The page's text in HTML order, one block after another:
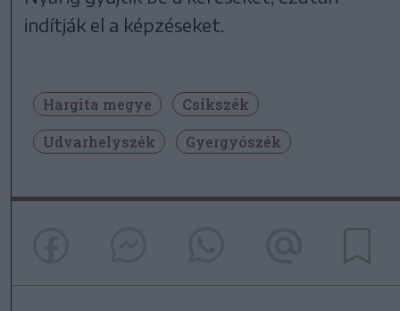
indítják el a képzéseket.
Hargita megye
Csíkszék
Udvarhelyszék
Gyergyószék